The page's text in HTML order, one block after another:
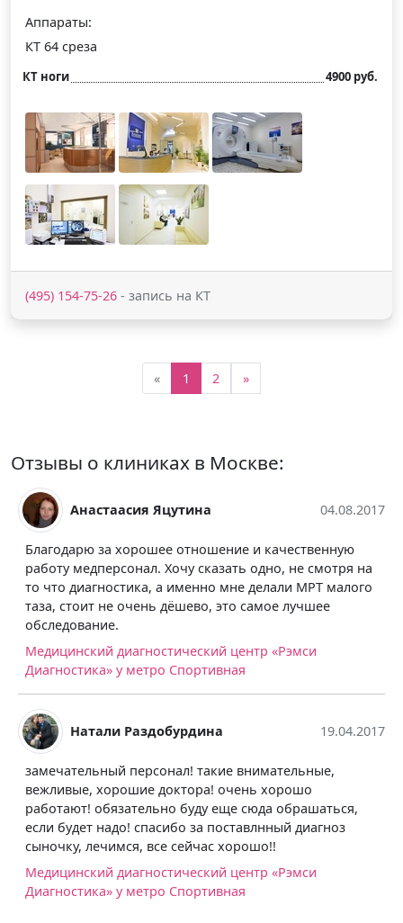
Аппараты:
КТ 64 среза
КТ ноги 4900 руб.
(495) 154-75-26 - запись на КТ
« 1 2 »
Отзывы о клиниках в Москве:
Анастаасия Яцутина 04.08.2017
Благодарю за хорошее отношение и качественную
работу медперсонал. Хочу сказать одно, не смотря на
то что диагностика, а именно мне делали МРТ малого
таза, стоит не очень дёшево, это самое лучшее
обследование.
Медицинский диагностический центр «Рэмси
Диагностика» у метро Спортивная
Натали Раздобурдина 19.04.2017
замечательный персонал! такие внимательные,
вежливые, хорошие доктора! очень хорошо
работают! обязательно буду еще сюда обрашаться,
если будет надо! спасибо за поставлнный диагноз
сыночку, лечимся, все сейчас хорошо!!
Медицинский диагностический центр «Рэмси
Диагностика» у метро Спортивная